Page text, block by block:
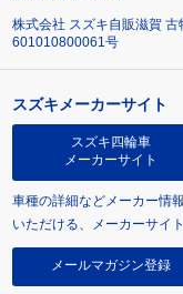
株式会社 スズキ自販滋賀
601010800061号
スズキメーカーサイト
スズキ四輪車
メーカーサイト
車種の詳細などメーカー情
いただける、メーカーサイト
メールマガジン登録